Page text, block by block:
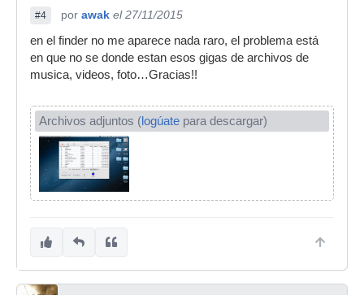
#4 por awak el 27/11/2015
en el finder no me aparece nada raro, el problema está
en que no se donde estan esos gigas de archivos de
musica, videos, foto…Gracias!!
Archivos adjuntos (logúate para descargar)